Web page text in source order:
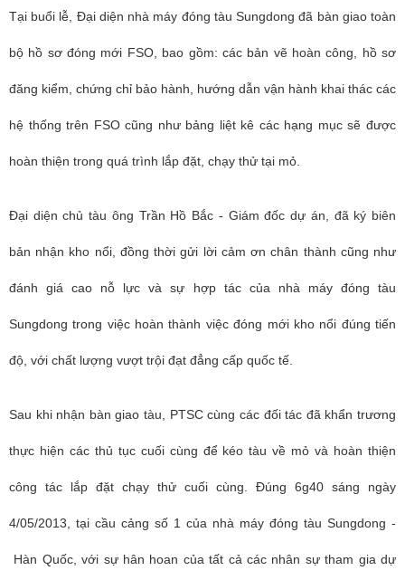
Tại buổi lễ, Đại diện nhà máy đóng tàu Sungdong đã bàn giao toàn
bộ hồ sơ đóng mới FSO, bao gồm: các bản vẽ hoàn công, hồ sơ
đăng kiểm, chứng chỉ bảo hành, hướng dẫn vận hành khai thác các
hệ thống trên FSO cũng như bảng liệt kê các hạng mục sẽ được
hoàn thiện trong quá trình lắp đặt, chạy thử tại mỏ.
Đại diện chủ tàu ông Trần Hồ Bắc - Giám đốc dự án, đã ký biên
bản nhận kho nổi, đồng thời gửi lời cảm ơn chân thành cũng như
đánh giá cao nỗ lực và sự hợp tác của nhà máy đóng tàu
Sungdong trong việc hoàn thành việc đóng mới kho nổi đúng tiến
độ, với chất lượng vượt trội đạt đẳng cấp quốc tế.
Sau khi nhận bàn giao tàu, PTSC cùng các đối tác đã khẩn trương
thực hiện các thủ tục cuối cùng để kéo tàu về mỏ và hoàn thiện
công tác lắp đặt chạy thử cuối cùng. Đúng 6g40 sáng ngày
4/05/2013, tại cầu cảng số 1 của nhà máy đóng tàu Sungdong -
Hàn Quốc, với sự hân hoan của tất cả các nhân sự tham gia dự